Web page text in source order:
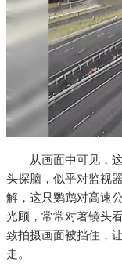
从画面中可见，
头探脑，似乎对监视
解，这只鹦鹉对高速
光顾，常常对著镜头
致拍摄画面被挡住，
走。